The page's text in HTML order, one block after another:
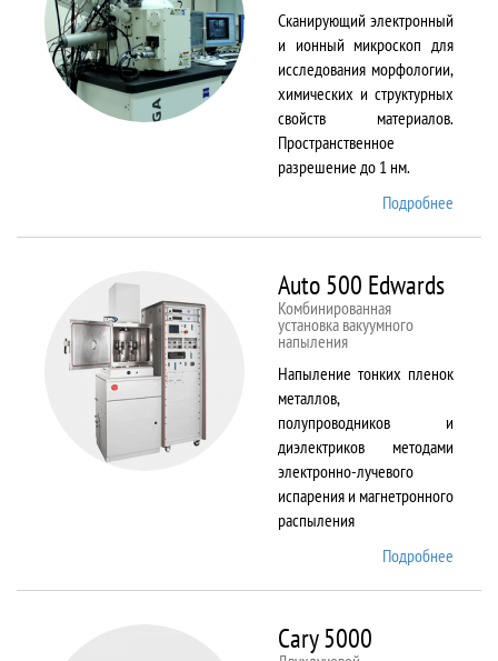
Сканирующий электронный
и ионный микроскоп для
исследования морфологии,
химических и структурных
свойств материалов.
Пространственное
разрешение до 1 нм.
Подробнее
Auto 500 Edwards
Комбинированная
установка вакуумного
напыления
Напыление тонких пленок
металлов,
полупроводников и
диэлектриков методами
электронно-лучевого
испарения и магнетронного
распыления
Подробнее
Cary 5000